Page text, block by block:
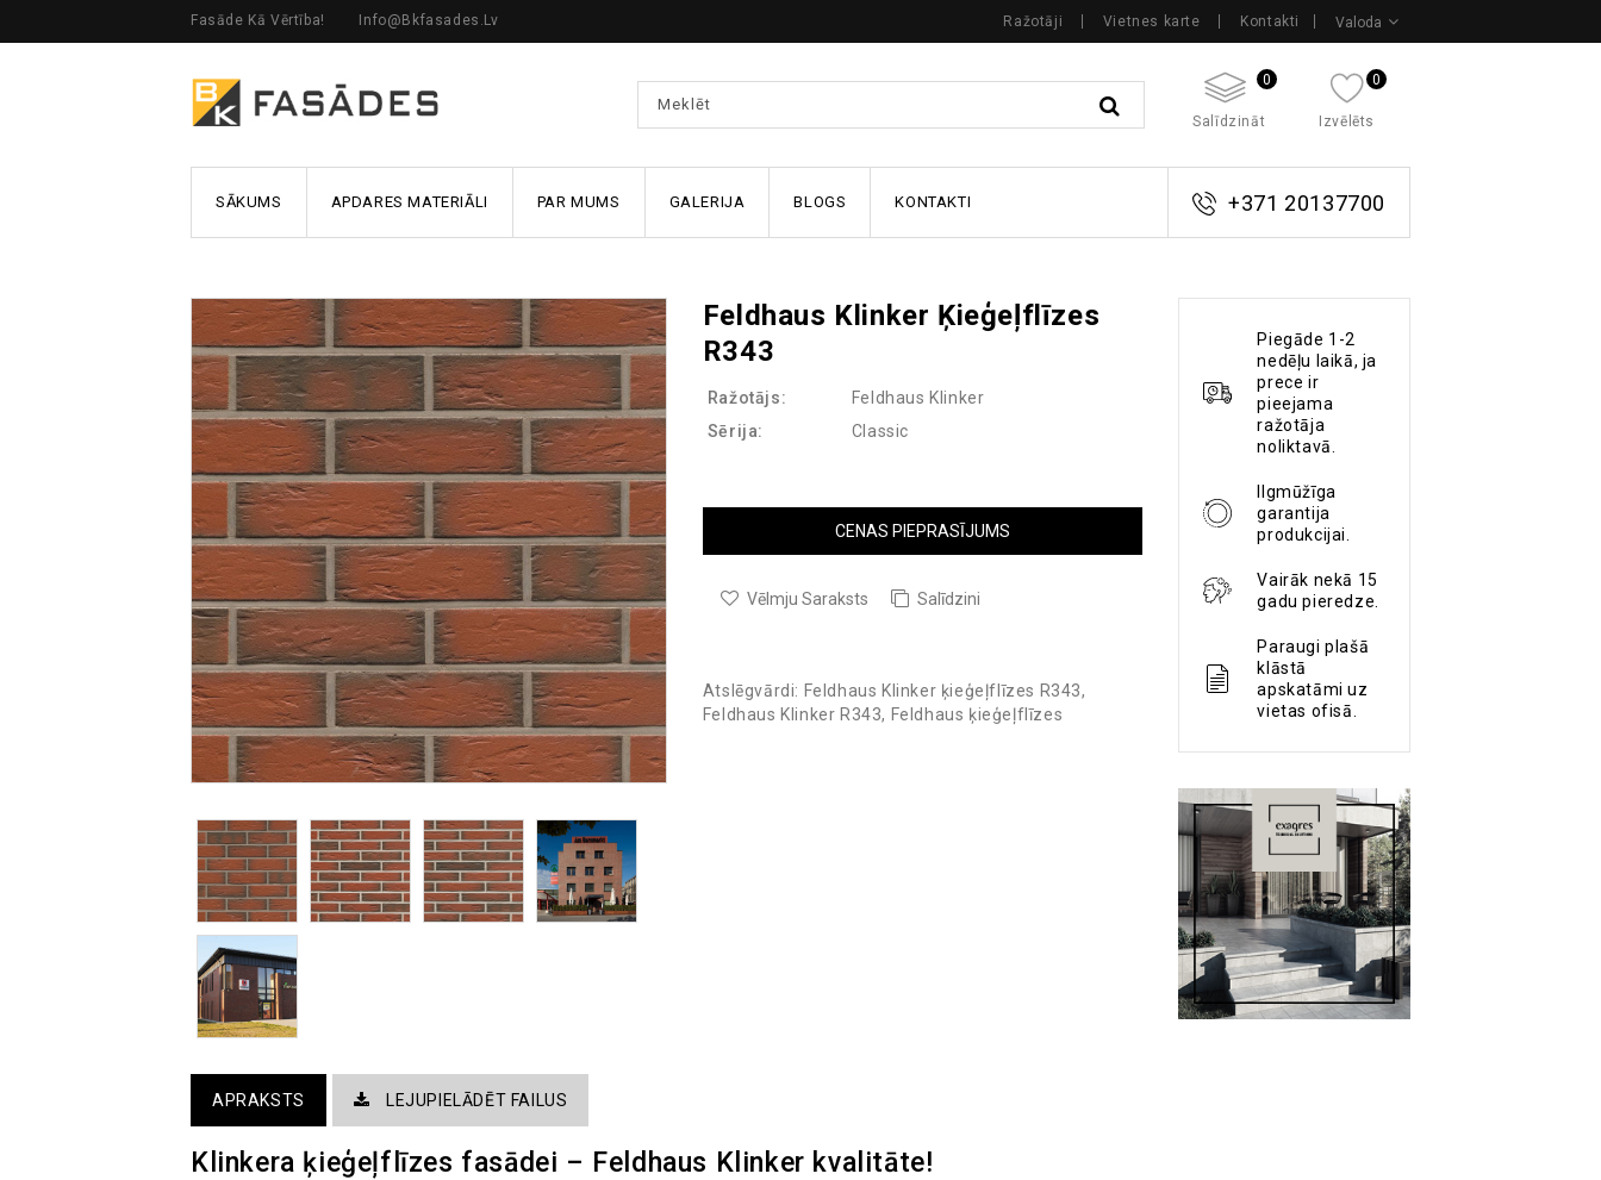
Valoda
Fasāde Kā Vērtība! Info@bkfasades.lv Ražotāji Vietnes karte Kontakti
0
Salīdzināt
0
Izvēlēts
SĀKUMS APDARES MATERIĀLI PAR MUMS GALERIJA BLOGS KONTAKTI +371 20137700
Feldhaus Klinker Ķieģeļflīzes
R343
Ražotājs:
Feldhaus Klinker
Sērija:
Classic
CENAS PIEPRASĪJUMS
Vēlmju Saraksts Salīdzini
Atslēgvārdi: Feldhaus Klinker ķieģeļflīzes R343,
Feldhaus Klinker R343, Feldhaus ķieģeļflīzes
Piegāde 1-2
nedēļu laikā, ja
prece ir
pieejama
ražotāja
noliktavā.
Ilgmūžīga
garantija
produkcijai.
Vairāk nekā 15
gadu pieredze.
Paraugi plašā
klāstā
apskatāmi uz
vietas ofisā.
APRAKSTS LEJUPIELĀDĒT FAILUS
Klinkera ķieģeļflīzes fasādei – Feldhaus Klinker kvalitāte!